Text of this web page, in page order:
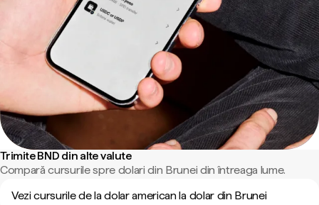
Trimite BND din alte valute
Compară cursurile spre dolari din Brunei din întreaga lume.
Vezi cursurile de la dolar american la dolar din Brunei